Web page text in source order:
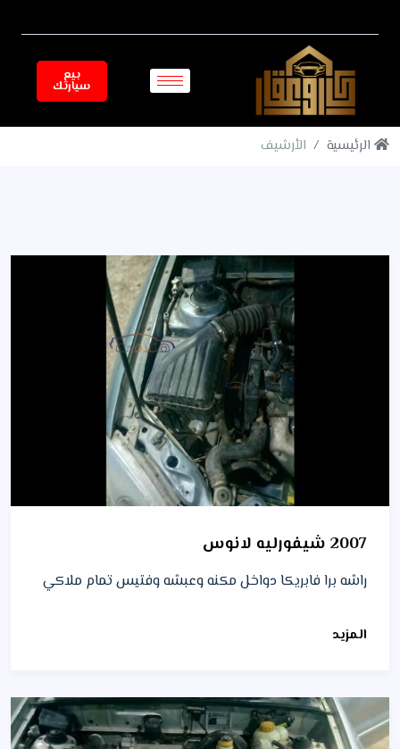
بيع
سيارتك
الرئيسية الأرشيف
2007 شيفورليه لانوس
راشه برا فابريكا دواخل مكنه وعبشه وفتيس تمام ملاكي
المزيد